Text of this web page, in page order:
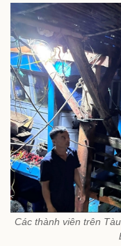
Các thành viên trên